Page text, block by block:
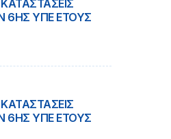
6ΗΣ ΥΠΕ ΕΤΟΥΣ
6ΗΣ ΥΠΕ ΕΤΟΥΣ